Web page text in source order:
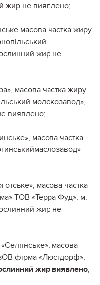
жир не виявлено;
масова частка жиру
жир не
масова частка жиру
молокозавод»,
виявлено;
масова частка
–
масова частка
ТОВ «Терра Фуд», м.
жир не
масова
фірма «Люстдорф»,
жир виявлено;